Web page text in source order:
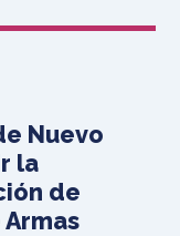
Nuevo
la
de